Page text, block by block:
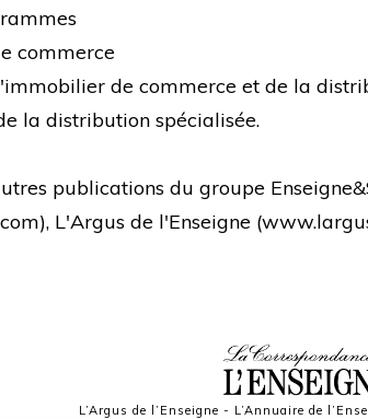
commerce
de commerce et de la
la distribution spécialisée.
publications du groupe
), L'Argus de l'Enseigne (
L’Argus de l’Enseigne - L’Annuaire de